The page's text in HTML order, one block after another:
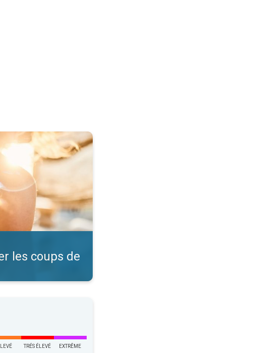
de soleil ?. Vérifiez l'indice UV. . .
les coups de
TRÉS ÉLEVÉ EXTRÊME